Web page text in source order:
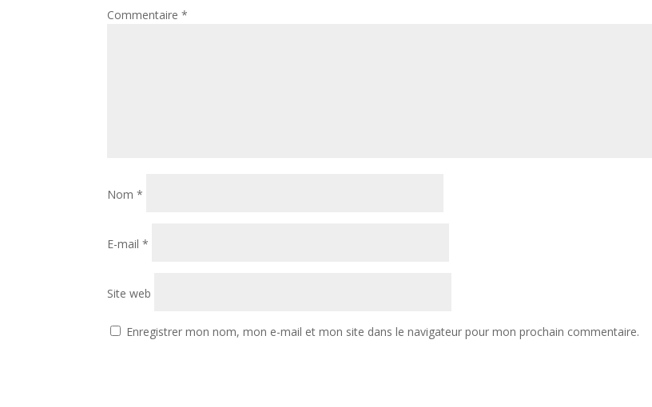
Commentaire*
Nom*
E-mail*
Site web
Enregistrer mon nom, mon e-mail et mon site dans le navigateur pour mon prochain commentaire.